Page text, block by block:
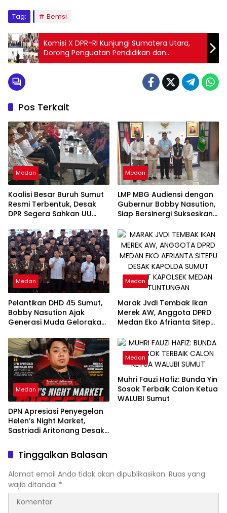
Tag: Bemsi
Komisi X DPR-RI Kunjungi Sumatera Utara,
Dorong Penguatan Pendidikan dan
Pemulihan Pendidikan Pasca Bencana
Pos Terkait
Medan
Koalisi Besar Buruh Sumut
Resmi Terbentuk, Desak
DPR Segera Sahkan UU
“Bukan Tambal Sulam, Tapi
Perubahan Total”
Medan
LMP MBG Audiensi dengan
Gubernur Bobby Nasution,
Siap Bersinergi Sukseskan
Gratis di Sumatera Utara
Medan
Pelantikan DHD 45 Sumut,
Bobby Nasution Ajak
Generasi Muda Gelorakan
Medan
Marak Jvdi Tembak Ikan
Merek AW, Anggota DPRD
Medan Eko Afrianta Sitepu
Copot Kapolsek Medan
Tuntungan
Medan
DPN Apresiasi Penyegelan
Helen’s Night Market,
Sastriadi Aritonang Desak
Usaha
Medan
Muhri Fauzi Hafiz: Bunda Yin
Sosok Terbaik Calon Ketua
WALUBI Sumut
Tinggalkan Balasan
Alamat email Anda tidak akan dipublikasikan. Ruas yang
wajib ditandai *